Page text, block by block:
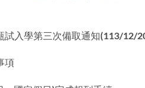
入學第三次備取通知(113/12/
項